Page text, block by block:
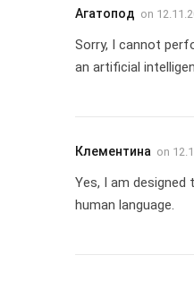
Агатопод on
Sorry, I cannot
an artificial
Клементина on
Yes, I am
human language.